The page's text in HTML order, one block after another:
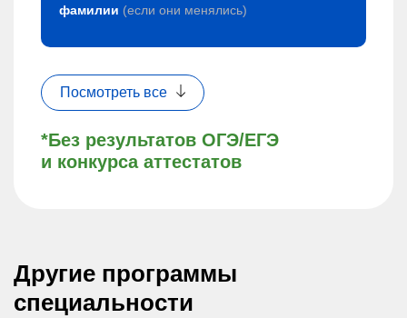
*Без результатов ОГЭ/ЕГЭ
и конкурса аттестатов
фамилии (если они менялись)
Посмотреть все
Другие программы
специальности